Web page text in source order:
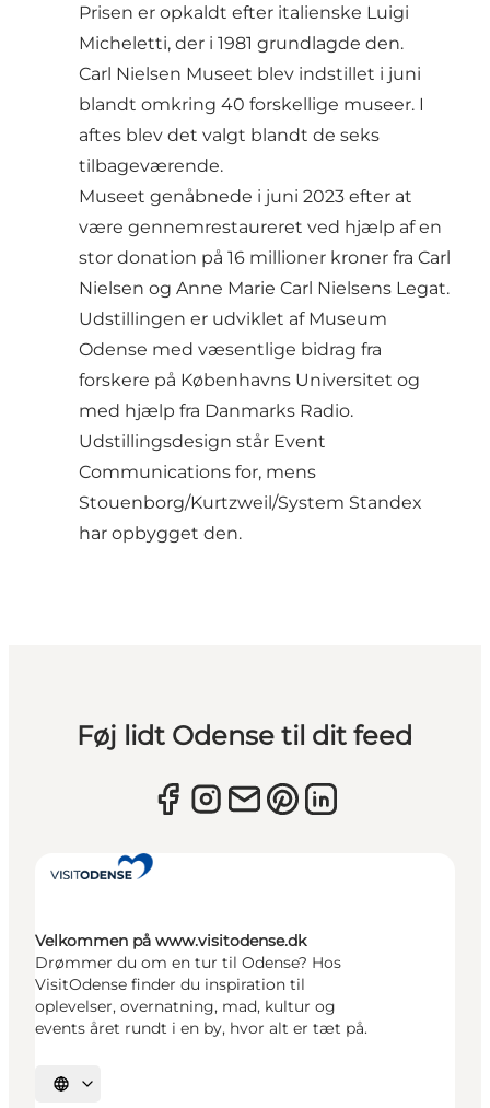
Prisen er opkaldt efter italienske Luigi
Micheletti, der i 1981 grundlagde den.
Carl Nielsen Museet blev indstillet i juni
blandt omkring 40 forskellige museer. I
aftes blev det valgt blandt de seks
tilbageværende.
Museet genåbnede i juni 2023 efter at
være gennemrestaureret ved hjælp af en
stor donation på 16 millioner kroner fra Carl
Nielsen og Anne Marie Carl Nielsens Legat.
Udstillingen er udviklet af Museum
Odense med væsentlige bidrag fra
forskere på Københavns Universitet og
med hjælp fra Danmarks Radio.
Udstillingsdesign står Event
Communications for, mens
Stouenborg/Kurtzweil/System Standex
har opbygget den.
Føj lidt Odense til dit feed
Velkommen på www.visitodense.dk
Drømmer du om en tur til Odense? Hos
VisitOdense finder du inspiration til
oplevelser, overnatning, mad, kultur og
events året rundt i en by, hvor alt er tæt på.
Vælg sprog